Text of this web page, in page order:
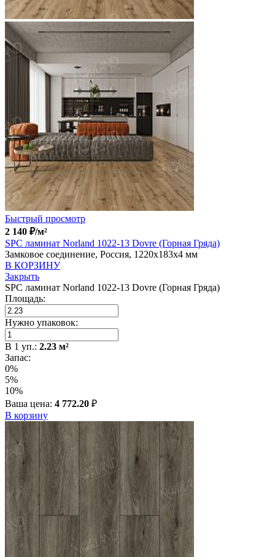
Быстрый просмотр
2 140 ₽/м²
SPC ламинат Norland 1022-13 Dovre (Горная Гряда)
Замковое соединение, Россия, 1220x183x4 мм
В КОРЗИНУ
Закрыть
SPC ламинат Norland 1022-13 Dovre (Горная Гряда)
Площадь:
Нужно упаковок:
В 1 уп.: 2.23 м²
Запас:
0%
5%
10%
Ваша цена: 4 772.20 ₽
В корзину